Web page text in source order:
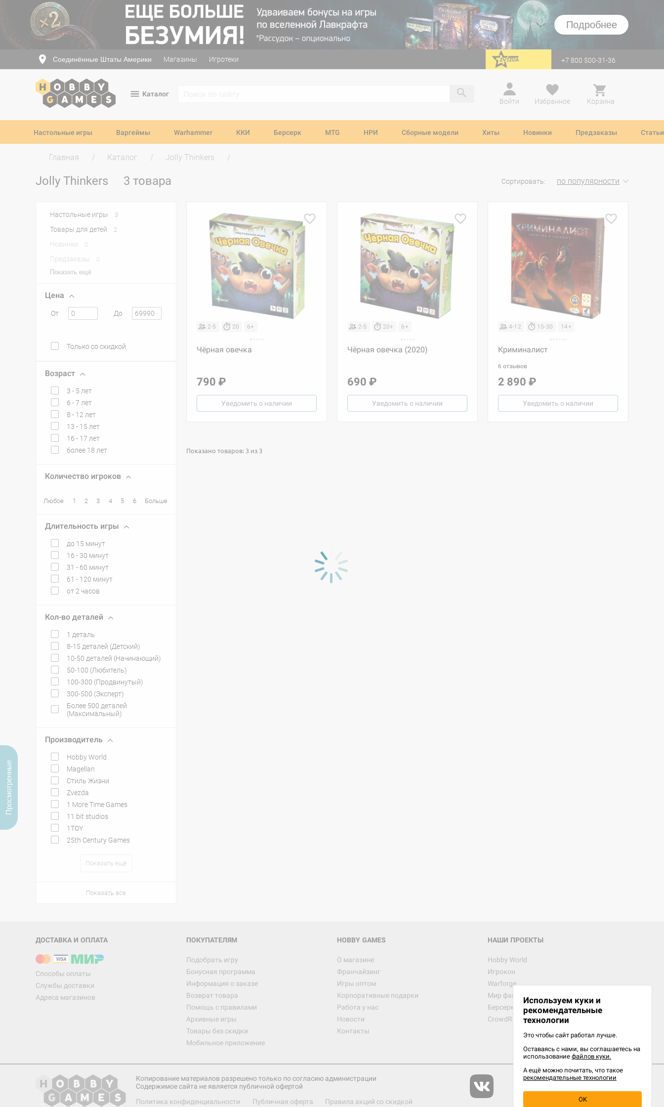
Подробнее
Соединённые Штаты Америки Магазины Игротеки перейти на Zvezda +7 800 500-31-36
Каталог
Войти
Избранное Корзина
Настольные игры Варгеймы Warhammer ККИ Берсерк MTG НРИ Сборные модели Хиты Новинки Предзаказы Статьи
Главная Каталог Jolly Thinkers
Jolly Thinkers 3 товара Сортировать: по популярности
Настольные игры 3
Товары для детей 2
Новинки 0
Предзаказы
0
Показать ещё
Цена
От До
Только со скидкой
Возраст
3 - 5 лет
6 - 7 лет
8 - 12 лет
13 - 15 лет
16 - 17 лет
более 18 лет
Количество игроков
Любое 1 2 3 4 5 6 Больше
Длительность игры
до 15 минут
16 - 30 минут
31 - 60 минут
61 - 120 минут
от 2 часов
Кол-во деталей
1 деталь
8-15 деталей (Детский)
10-50 деталей (Начинающий)
50-100 (Любитель)
100-300 (Продвинутый)
300-500 (Эксперт)
Более 500 деталей
(Максимальный)
Производитель
Hobby World
Magellan
Стиль Жизни
Zvezda
1 More Time Games
11 bit studios
1TOY
25th Century Games
Показать ещё
Показать все
2-5 20 6+
Чёрная овечка
790 ₽
Уведомить о наличии
2-5 20+ 6+
Чёрная овечка (2020)
690 ₽
Уведомить о наличии
4-12 15-30 14+
Криминалист
6 отзывов
2 890 ₽
Уведомить о наличии
Показано товаров: 3 из 3
ДОСТАВКА И ОПЛАТА
Способы оплаты
Службы доставки
Адреса магазинов
ПОКУПАТЕЛЯМ
Подобрать игру
Бонусная программа
Информация о заказе
Возврат товара
Помощь с правилами
Архивные игры
Товары без скидки
Мобильное приложение
HOBBY GAMES
О магазине
Франчайзинг
Игры оптом
Корпоративные подарки
Работа у нас
Новости
Контакты
НАШИ ПРОЕКТЫ
Hobby World
Игрокон
Warforge
Мир фантастики
Берсерк
CrowdRepublic
Копирование материалов разрешено только по согласию администрации
Содержимое сайта не является публичной офертой
Политика конфиденциальности
Публичная оферта Правила акций со скидкой
Используем куки и
рекомендательные
технологии
Это чтобы сайт работал лучше.
Оставаясь с нами, вы соглашаетесь на
использование файлов куки.
А ещё можно почитать, что такое
рекомендательные технологии
OK
Просмотренные
12 990
Настольная игра Hobby World Ужас
3 490